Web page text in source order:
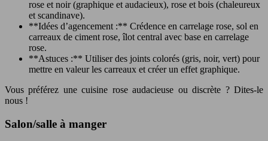
rose et noir (graphique et audacieux), rose et bois (chaleureux
et scandinave).
**Idées d’agencement :** Crédence en carrelage rose, sol en
carreaux de ciment rose, îlot central avec base en carrelage
rose.
**Astuces :** Utiliser des joints colorés (gris, noir, vert) pour
mettre en valeur les carreaux et créer un effet graphique.
Vous préférez une cuisine rose audacieuse ou discrète ? Dites-le
nous !
Salon/salle à manger